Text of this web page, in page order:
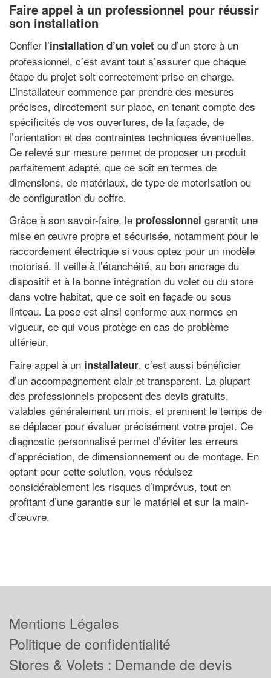
Faire appel à un professionnel pour réussir
son installation
Confier l’installation d’un volet ou d’un store à un
professionnel, c’est avant tout s’assurer que chaque
étape du projet soit correctement prise en charge.
L’installateur commence par prendre des mesures
précises, directement sur place, en tenant compte des
spécificités de vos ouvertures, de la façade, de
l’orientation et des contraintes techniques éventuelles.
Ce relevé sur mesure permet de proposer un produit
parfaitement adapté, que ce soit en termes de
dimensions, de matériaux, de type de motorisation ou
de configuration du coffre.
Grâce à son savoir-faire, le professionnel garantit une
mise en œuvre propre et sécurisée, notamment pour le
raccordement électrique si vous optez pour un modèle
motorisé. Il veille à l’étanchéité, au bon ancrage du
dispositif et à la bonne intégration du volet ou du store
dans votre habitat, que ce soit en façade ou sous
linteau. La pose est ainsi conforme aux normes en
vigueur, ce qui vous protège en cas de problème
ultérieur.
Faire appel à un installateur, c’est aussi bénéficier
d’un accompagnement clair et transparent. La plupart
des professionnels proposent des devis gratuits,
valables généralement un mois, et prennent le temps de
se déplacer pour évaluer précisément votre projet. Ce
diagnostic personnalisé permet d’éviter les erreurs
d’appréciation, de dimensionnement ou de montage. En
optant pour cette solution, vous réduisez
considérablement les risques d’imprévus, tout en
profitant d’une garantie sur le matériel et sur la main-
d’œuvre.
Mentions Légales
Politique de confidentialité
Stores & Volets : Demande de devis